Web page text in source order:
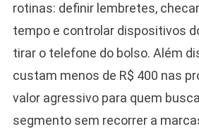
rotinas: definir lembretes,
tempo e controlar dispositivos
tirar o telefone do bolso. Além
custam menos de R$ 400 nas
valor agressivo para quem
segmento sem recorrer a